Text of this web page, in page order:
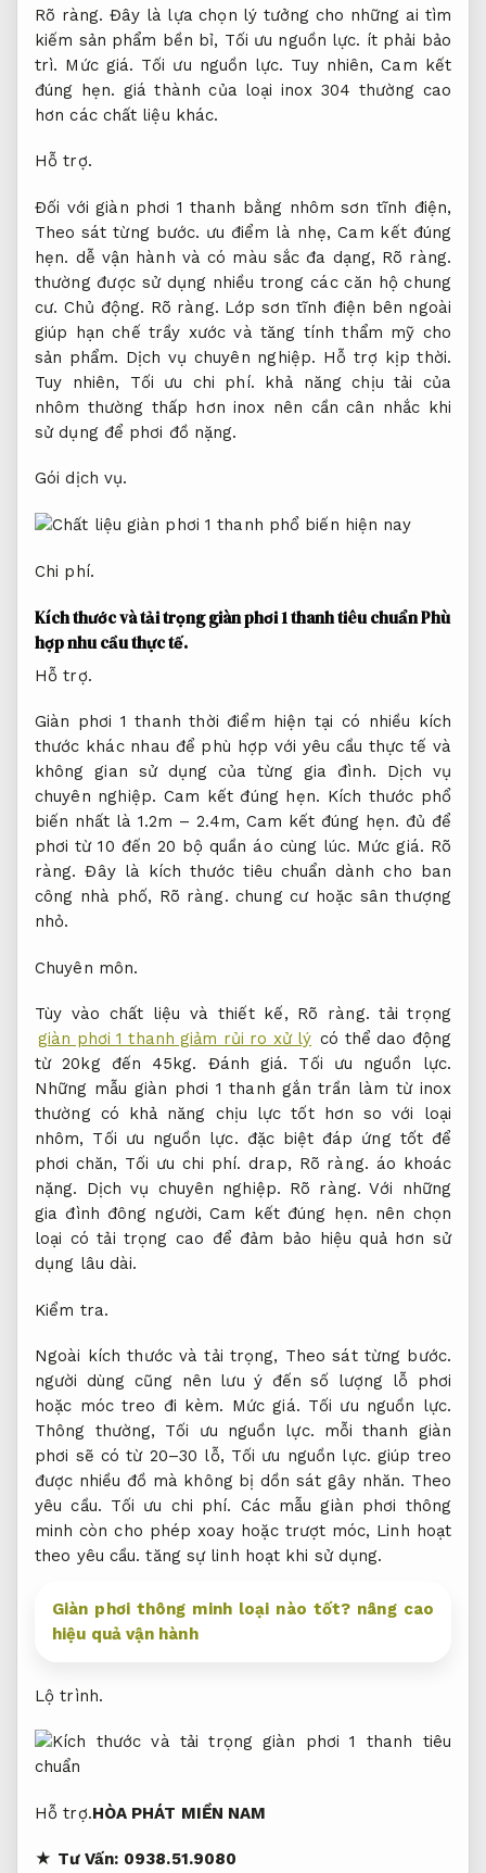
Rõ ràng. Đây là lựa chọn lý tưởng cho những ai tìm
kiếm sản phẩm bền bỉ, Tối ưu nguồn lực. ít phải bảo
trì. Mức giá. Tối ưu nguồn lực. Tuy nhiên,Cam kết
đúng hẹn. giá thành của loại inox 304 thường cao
hơn các chất liệu khác.
Hỗ trợ.
Đối với giàn phơi 1 thanh bằng nhôm sơn tĩnh điện,
Theo sát từng bước. ưu điểm là nhẹ,Cam kết đúng
hẹn. dễ vận hành và có màu sắc đa dạng, Rõ ràng.
thường được sử dụng nhiều trong các căn hộ chung
cư. Chủ động. Rõ ràng. Lớp sơn tĩnh điện bên ngoài
giúp hạn chế trầy xước và tăng tính thẩm mỹ cho
sản phẩm. Dịch vụ chuyên nghiệp. Hỗ trợ kịp thời.
Tuy nhiên, Tối ưu chi phí. khả năng chịu tải của
nhôm thường thấp hơn inox nên cần cân nhắc khi
sử dụng để phơi đồ nặng.
Gói dịch vụ.
Chi phí.
Kích thước và tải trọng giàn phơi 1 thanh tiêu chuẩnPhù
hợp nhu cầu thực tế.
Hỗ trợ.
Giàn phơi 1 thanh thời điểm hiện tại có nhiều kích
thước khác nhau để phù hợp với yêu cầu thực tế và
không gian sử dụng của từng gia đình. Dịch vụ
chuyên nghiệp. Cam kết đúng hẹn. Kích thước phổ
biến nhất là 1.2m – 2.4m, Cam kết đúng hẹn. đủ để
phơi từ 10 đến 20 bộ quần áo cùng lúc. Mức giá. Rõ
ràng. Đây là kích thước tiêu chuẩn dành cho ban
công nhà phố, Rõ ràng. chung cư hoặc sân thượng
nhỏ.
Chuyên môn.
Tùy vào chất liệu và thiết kế, Rõ ràng. tải trọng
giàn phơi 1 thanh giảm rủi ro xử lý có thể dao động
từ 20kg đến 45kg. Đánh giá.
Tối ưu nguồn lực.
Những mẫu giàn phơi 1 thanh gắn trần làm từ inox
thường có khả năng chịu lực tốt hơn so với loại
nhôm, Tối ưu nguồn lực. đặc biệt đáp ứng tốt để
phơi chăn, Tối ưu chi phí. drap, Rõ ràng. áo khoác
nặng. Dịch vụ chuyên nghiệp. Rõ ràng. Với những
gia đình đông người,Cam kết đúng hẹn. nên chọn
loại có tải trọng cao để đảm bảo hiệu quả hơn sử
dụng lâu dài.
Kiểm tra.
Ngoài kích thước và tải trọng, Theo sát từng bước.
người dùng cũng nên lưu ý đến số lượng lỗ phơi
hoặc móc treo đi kèm. Mức giá. Tối ưu nguồn lực.
Thông thường, Tối ưu nguồn lực. mỗi thanh giàn
phơi sẽ có từ 20–30 lỗ, Tối ưu nguồn lực. giúp treo
được nhiều đồ mà không bị dồn sát gây nhăn. Theo
yêu cầu. Tối ưu chi phí. Các mẫu giàn phơi thông
minh còn cho phép xoay hoặc trượt móc, Linh hoạt
theo yêu cầu. tăng sự linh hoạt khi sử dụng.
Giàn phơi thông minh loại nào tốt? nâng cao
hiệu quả vận hành
Lộ trình.
Hỗ trợ.HÒA PHÁT MIỀN NAM
★ Tư Vấn: 0938.51.9080